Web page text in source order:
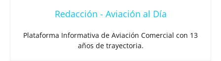
Redacción - Aviación al Día
Plataforma Informativa de Aviación Comercial con 13
años de trayectoria.